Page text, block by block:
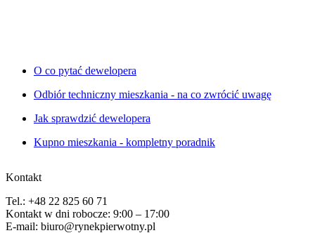
O co pytać dewelopera
Odbiór techniczny mieszkania - na co zwrócić uwagę
Jak sprawdzić dewelopera
Kupno mieszkania - kompletny poradnik
Kontakt
Tel.: +48 22 825 60 71
Kontakt w dni robocze: 9:00 – 17:00
E-mail: biuro@rynekpierwotny.pl